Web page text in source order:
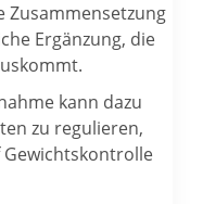
Zusammensetzung
Ergänzung, die
kann dazu
zu regulieren,